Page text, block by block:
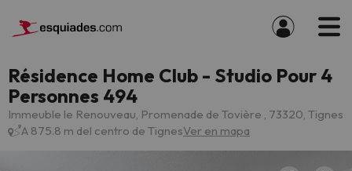
Résidence Home Club - Studio Pour 4
Personnes 494
Immeuble le Renouveau, Promenade de Tovière , 73320, Tignes
A 875.8 m del centro de TignesVer en mapa